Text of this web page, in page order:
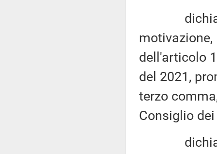
dichiara
dell'articolo
del 2021,
terzo
Consiglio
dichiara